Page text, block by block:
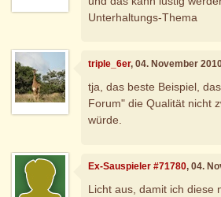
Unterhaltungs-Thema
triple_6er, 04. November
tja, das beste Beispiel,
Forum" die Qualität nicht
würde.
Ex-Sauspieler #71780, 04.
Licht aus, damit ich diese